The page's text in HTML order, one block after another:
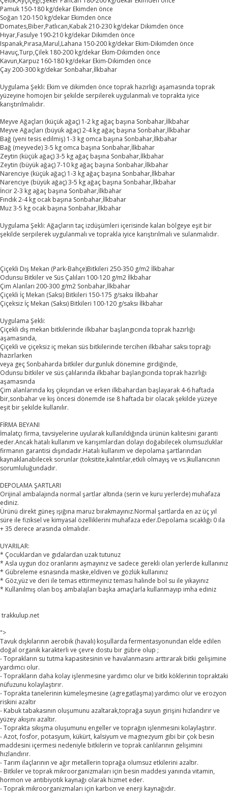
Pamuk 150-180 kg/dekar Ekimden önce
Soğan 120-150 kg/dekar Ekimden önce
Domates,Biber,Patlıcan,Kabak 210-230 kg/dekar Dikimden önce
Hıyar,Fasulye 190-210 kg/dekar Dikimden önce
Ispanak,Pırasa,Marul,Lahana 150-200 kg/dekar Ekim-Dikimden önce
Havuç,Turp,Çilek 180-200 kg/dekar Ekim-Dikimden önce
Kavun,Karpuz 160-180 kg/dekar Ekim-Dikimden önce
Çay 200-300 kg/dekar Sonbahar,İlkbahar
Uygulama Şekli: Ekim ve dikimden önce toprak hazırlığı aşamasında toprak
yüzeyine homojen bir şekilde serpilerek uygulanmalı ve toprakta iyice
karıştırılmalıdır.
Meyve Ağaçları (küçük ağaç) 1-2 kg ağaç başına Sonbahar,İlkbahar
Meyve Ağaçları (büyük ağaç) 2-4 kg ağaç başına Sonbahar,İlkbahar
Bağ (yeni tesis edilmiş) 1-3 kg omca başına Sonbahar,İlkbahar
Bağ (meyvede) 3-5 kg omca başına Sonbahar,İlkbahar
Zeytin (küçük ağaç) 3-5 kg ağaç başına Sonbahar,İlkbahar
Zeytin (büyük ağaç) 7-10 kg ağaç başına Sonbahar,İlkbahar
Narenciye (küçük ağaç) 1-3 kg ağaç başına Sonbahar,İlkbahar
Narenciye (büyük ağaç) 3-5 kg ağaç başına Sonbahar,İlkbahar
İncir 2-3 kg ağaç başına Sonbahar,İlkbahar
Fındık 2-4 kg ocak başına Sonbahar,İlkbahar
Muz 3-5 kg ocak başına Sonbahar,İlkbahar
Uygulama Şekli: Ağaçların taç izdüşümleri içerisinde kalan bölgeye eşit bir
şekilde serpilerek uygulanmalı ve toprakla iyice karıştırılmalı ve sulanmalıdır.
Çiçekli Dış Mekan (Park-Bahçe)Bitkileri 250-350 g/m2 İlkbahar
Odunsu Bitkiler ve Süs Çalıları 100-120 g/m2 İlkbahar
Çim Alanları 200-300 g/m2 Sonbahar,İlkbahar
Çiçekli İç Mekan (Saksı) Bitkileri 150-175 g/saksı İlkbahar
Çiçeksiz İç Mekan (Saksı) Bitkileri 100-120 g/saksı İlkbahar
Uygulama Şekli:
Çiçekli dış mekan bitkilerinde ilkbahar başlangıcında toprak hazırlığı
aşamasında,
Çiçekli ve çiçeksiz iç mekan süs bitkilerinde tercihen ilkbahar saksı toprağı
hazırlarken
veya geç Sonbaharda bitkiler durgunluk dönemine girdiğinde,
Odunsu bitkiler ve süs çalılarında ilkbahar başlangıcında toprak hazırlığı
aşamasında
Çim alanlarında kış çıkışından ve erken ilkbahardan başlayarak 4-6 haftada
bir,sonbahar ve kış öncesi dönemde ise 8 haftada bir olacak şekilde yüzeye
eşit bir şekilde kullanılır.
FİRMA BEYANI
İmalatçı firma, tavsiyelerine uyularak kullanıldığında ürünün kalitesini garanti
eder.Ancak hatalı kullanım ve karışımlardan dolayı doğabilecek olumsuzluklar
firmanın garantisi dışındadır.Hatalı kullanım ve depolama şartlarından
kaynaklanabilecek sorunlar (toksitite,kalıntılar,etkili olmayış ve vs.)kullanıcının
sorumluluğundadır.
DEPOLAMA ŞARTLARI
Orijinal ambalajında normal şartlar altında (serin ve kuru yerlerde) muhafaza
ediniz.
Ürünü direkt güneş ışığına maruz bırakmayınız.Normal şartlarda en az üç yıl
süre ile fiziksel ve kimyasal özelliklerini muhafaza eder.Depolama sıcaklığı 0 ila
+ 35 derece arasında olmalıdır.
UYARILAR:
* Çocuklardan ve gıdalardan uzak tutunuz
* Asla uygun doz oranlarını aşmayınız ve sadece gerekli olan yerlerde kullanınız
* Gübreleme esnasında maske,eldiven ve gözlük kullanınız
* Göz,yüz ve deri ile temas ettirmeyiniz teması halinde bol su ile yıkayınız
* Kullanılmış olan boş ambalajları başka amaçlarla kullanmayıp imha ediniz
trakkulup.net
">
Tavuk dışkılarının aerobik (havalı) koşullarda fermentasyonundan elde edilen
doğal organik karakterli ve çevre dostu bir gübre olup ;
- Toprakların su tutma kapasitesinin ve havalanmasını arttırarak bitki gelişimine
yardımcı olur.
- Toprakların daha kolay işlenmesine yardımcı olur ve bitki köklerinin topraktaki
nüfuzunu kolaylaştırır.
- Toprakta tanelerinin kümeleşmesine (agregatlaşma) yardımcı olur ve erozyon
riskini azaltır
- Kabuk tabakasının oluşumunu azaltarak,toprağa suyun girişini hızlandırır ve
yüzey akışını azaltır.
- Toprakta sıkışma oluşumunu engeller ve toprağın işlenmesini kolaylaştırır.
- Azot, fosfor, potasyum, kükürt, kalsiyum ve magnezyum gibi bir çok besin
maddesini içermesi nedeniyle bitkilerin ve toprak canlılarının gelişimini
hızlandırır.
- Tarım ilaçlarının ve ağır metallerin toprağa olumsuz etkilerini azaltır.
- Bitkiler ve toprak mikroorganizmaları için besin maddesi yanında vitamin,
hormon ve antibiyotik kaynağı olarak hizmet eder.
- Toprak mikroorganizmaları için karbon ve enerji kaynağıdır.